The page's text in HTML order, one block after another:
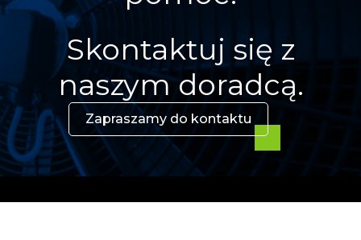
Skontaktuj się z
naszym doradcą.
Zapraszamy do kontaktu